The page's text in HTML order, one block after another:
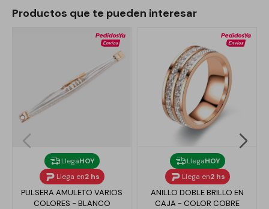
Productos que te pueden interesar
LlegaHOY
Llega en2 hs
PULSERA AMULETO VARIOS
COLORES - BLANCO
LlegaHOY
Llega en2 hs
ANILLO DOBLE BRILLO EN
CAJA - COLOR COBRE